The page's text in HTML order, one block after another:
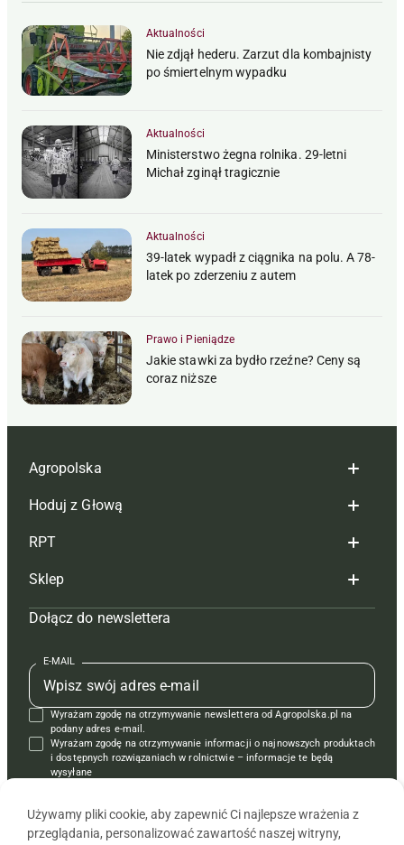
Aktualności
Nie zdjął hederu. Zarzut dla kombajnisty
po śmiertelnym wypadku
Aktualności
Ministerstwo żegna rolnika. 29-letni
Michał zginął tragicznie
Aktualności
39-latek wypadł z ciągnika na polu. A 78-
latek po zderzeniu z autem
Prawo i Pieniądze
Jakie stawki za bydło rzeźne? Ceny są
coraz niższe
Agropolska
Redakcja
Reklama
Tagi
Mapa serwisu
Kontakt
Regulamin
Polityka prywatności
Hoduj z Głową
Hoduj z głową bydło
Hoduj z głową świnie
Prenumerata
Redakcja
Kontakt
Reklama
RPT
Redakcja
Prenumerata
Reklama
Kontakt
Krzyżówki
Sklep
Czasopisma i prenumerata
Książki
Regulamin
Dołącz do newslettera
E-MAIL
Wyrażam zgodę na otrzymywanie newslettera od Agropolska.pl na
podany adres e-mail.
Wyrażam zgodę na otrzymywanie informacji o najnowszych produktach
i dostępnych rozwiązaniach w rolnictwie – informacje te będą
wysyłane
Używamy pliki cookie, aby zapewnić Ci najlepsze wrażenia z
przeglądania, personalizować zawartość naszej witryny,